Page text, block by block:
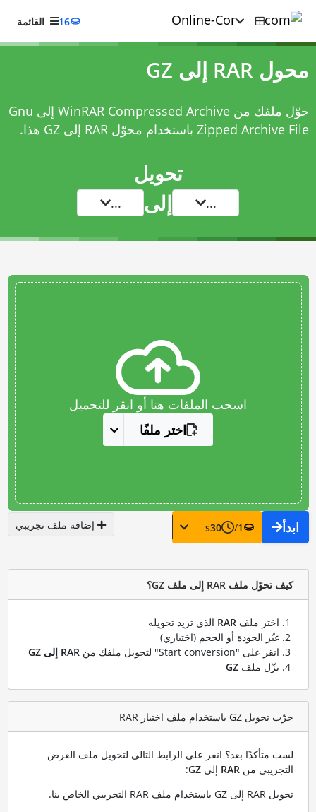
16 القائمة
محول RAR إلى GZ
حوّل ملفك من WinRAR Compressed Archive إلى Gnu
Zipped Archive File باستخدام
محوّل RAR إلى GZ هذا.
تحويل
... إلى ...
اسحب الملفات هنا أو انقر للتحميل
اختر ملفًا
ابدأ 1
/
30
s إضافة ملف تجريبي
كيف تحوّل ملف RAR إلى ملف GZ؟
اختر ملف RARالذي تريد تحويله
غيّر الجودة أو الحجم (اختياري)
انقر على "Start conversion" لتحويل ملفك من
RAR إلى GZ
نزّل ملف GZ
جرّب تحويل GZ باستخدام ملف اختبار RAR
لست متأكدًا بعد؟ انقر على الرابط التالي لتحويل ملف العرض
التجريبي من RARإلى GZ
:
تحويل RAR إلى GZ باستخدام ملف RAR التجريبي الخاص بنا
.